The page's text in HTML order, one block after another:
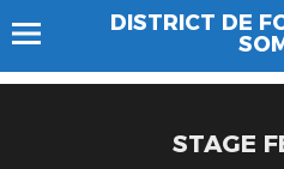
DISTRICT DE
STAGE